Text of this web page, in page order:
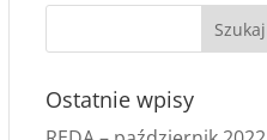
Ostatnie wpisy